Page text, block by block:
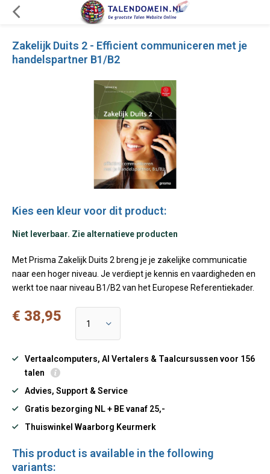
Zakelijk Duits 2 - Efficient communiceren met je
handelspartner B1/B2
Kies een kleur voor dit product:
Niet leverbaar. Zie alternatieve producten
Met Prisma Zakelijk Duits 2 breng je je zakelijke communicatie
naar een hoger niveau. Je verdiept je kennis en vaardigheden en
werkt toe naar niveau B1/B2 van het Europese Referentiekader.
€ 38,95
Vertaalcomputers, AI Vertalers & Taalcursussen voor 156
talen
Advies, Support & Service
Gratis bezorging NL + BE vanaf 25,-
Thuiswinkel Waarborg Keurmerk
This product is available in the following
variants: